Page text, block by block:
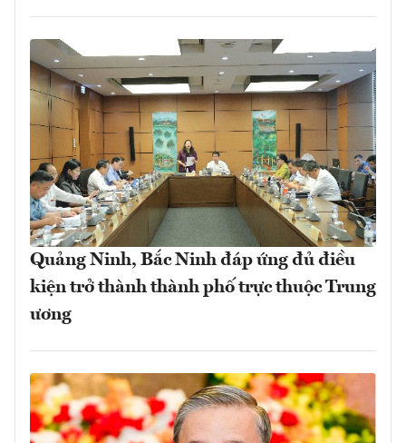
Quảng Ninh, Bắc Ninh đáp ứng đủ điều
kiện trở thành thành phố trực thuộc Trung
ương